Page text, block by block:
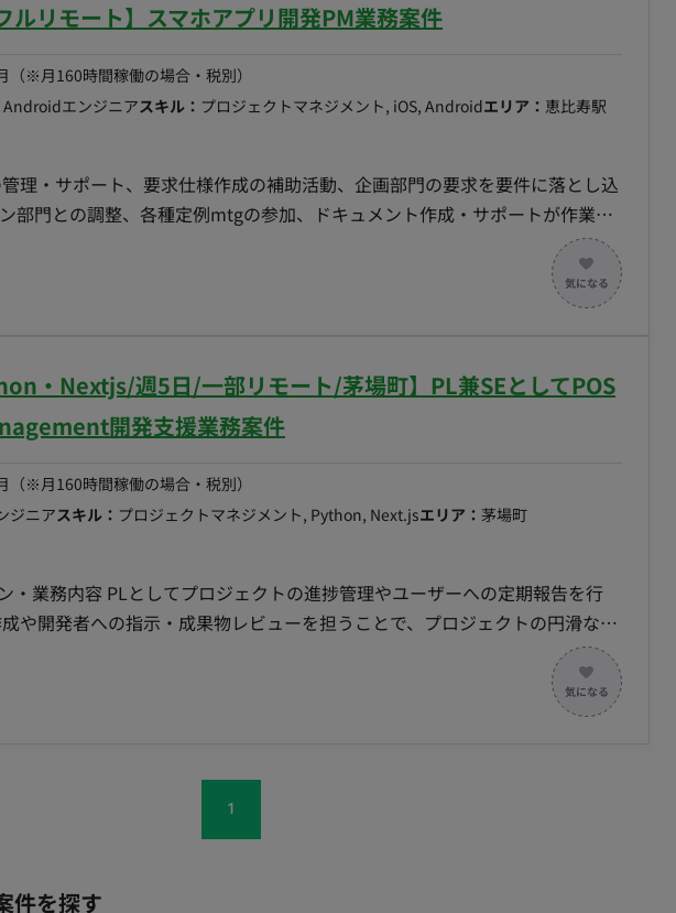
へ移行可能です。 ■働き方 稼働日数： 週5日 稼働時間：
イム： なし（上記時間での勤務が基本） 契約期間： 5月GW明け～来年1月
アップ： SEからPMO/PMへステップ
な環境です。 ・社会的貢献度： 「自治体システム標準化」という、日本の行
ロジェクトに携われます。 ・長期案件： 2030年を見据えたプロジェクトの
に参画いただける可能性があります。
ルリモート】スマホアプリ開発PM業務案件
（※月160時間稼働の場合・税別）
Androidエンジニアスキル： プロジェクトマネジメント, iOS, Androidエリア： 恵比寿駅
理・サポート、要求仕様作成の補助活動、企画部門の要求を要件に落とし込
部門との調整、各種定例mtgの参加、ドキュメント作成・サポートが作業と
っていただき、セキュリティやコストの相談を対応していただきたいです。
他プロジェクトについてもPM業務のサポートで入ってもらう可能性がござい
・Nextjs/週5日/一部リモート/茅場町】PL兼SEとしてPOS
開発支援業務案件
（※月160時間稼働の場合・税別）
ジニアスキル： プロジェクトマネジメント, Python, Next.jsエリア： 茅場町
・業務内容 PLとしてプロジェクトの進捗管理やユーザーへの定期報告を行
や開発者への指示・成果物レビューを担うことで、プロジェクトの円滑な進
Kotlin ・ソース管理：Gitlab ・管理ツール：Microsoft（Teams、
1
件を探す